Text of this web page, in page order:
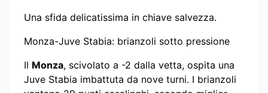
Una sfida delicatissima in chiave salvezza.
Monza-Juve Stabia: brianzoli sotto pressione
Il Monza, scivolato a -2 dalla vetta, ospita una
Juve Stabia imbattuta da nove turni. I brianzoli